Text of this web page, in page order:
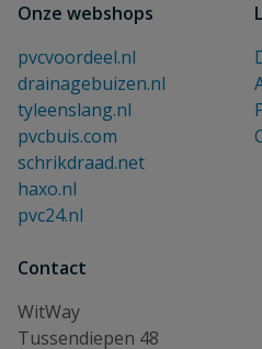
Onze webshops
pvcvoordeel.nl
drainagebuizen.nl
tyleenslang.nl
pvcbuis.com
schrikdraad.net
haxo.nl
pvc24.nl
Contact
WitWay
Tussendiepen 48